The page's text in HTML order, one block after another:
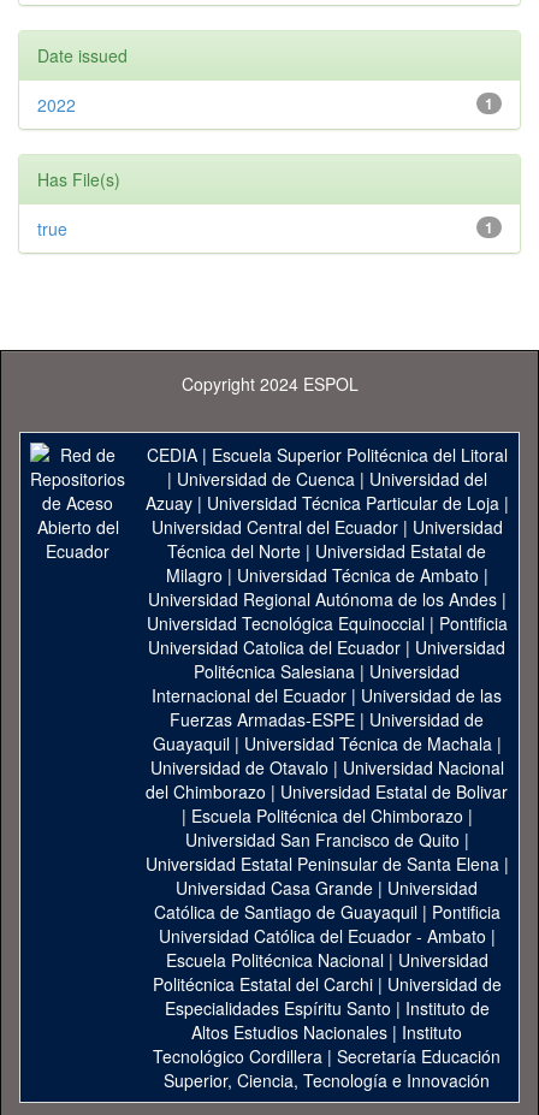
Date issued
1
2022
Has File(s)
1
true
Copyright 2024 ESPOL
CEDIA| Escuela Superior Politécnica del Litoral
| Universidad de Cuenca| Universidad del
Azuay| Universidad Técnica Particular de Loja|
Universidad Central del Ecuador| Universidad
Técnica del Norte | Universidad Estatal de
Milagro | Universidad Técnica de Ambato |
Universidad Regional Autónoma de los Andes|
Universidad Tecnológica Equinoccial| Pontificia
Universidad Catolica del Ecuador | Universidad
Politécnica Salesiana | Universidad
Internacional del Ecuador | Universidad de las
Fuerzas Armadas-ESPE | Universidad de
Guayaquil| Universidad Técnica de Machala|
Universidad de Otavalo | Universidad Nacional
del Chimborazo | Universidad Estatal de Bolivar
| Escuela Politécnica del Chimborazo |
Universidad San Francisco de Quito |
Universidad Estatal Peninsular de Santa Elena|
Universidad Casa Grande | Universidad
Católica de Santiago de Guayaquil| Pontificia
Universidad Católica del Ecuador - Ambato |
Escuela Politécnica Nacional| Universidad
Politécnica Estatal del Carchi| Universidad de
Especialidades Espíritu Santo | Instituto de
Altos Estudios Nacionales | Instituto
Tecnológico Cordillera | Secretaría Educación
Superior, Ciencia, Tecnología e Innovación